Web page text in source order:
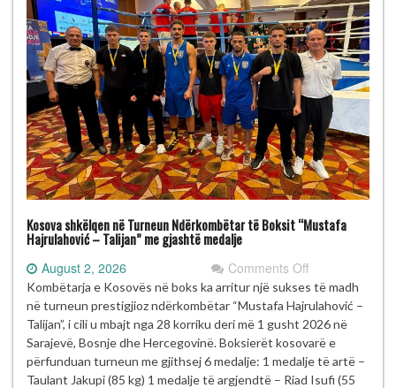
Kosova shkëlqen në Turneun Ndërkombëtar të Boksit “Mustafa
Hajrulahović – Talijan” me gjashtë medalje
August 2, 2026 Comments Offon
Kosova
shkëlqen
në
Turneun
Ndërkombëtar
të
Kombëtarja e Kosovës në boks ka arritur një sukses të madh
në turneun prestigjioz ndërkombëtar “Mustafa Hajrulahović –
Talijan”, i cili u mbajt nga 28 korriku deri më 1 gusht 2026 në
Sarajevë, Bosnje dhe Hercegovinë. Boksierët kosovarë e
përfunduan turneun me gjithsej 6 medalje: 1 medalje të artë –
Taulant Jakupi (85 kg) 1 medalje të argjendtë – Riad Isufi (55